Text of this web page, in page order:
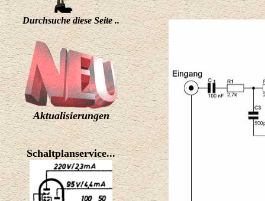
Durchsuche diese Seite ..
Aktualisierungen
Schaltplanservice...